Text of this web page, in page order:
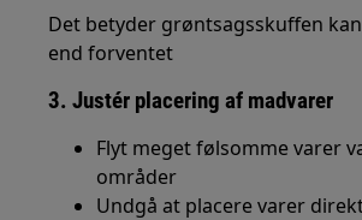
Det betyder grøntsagsskuffen
end forventet
3. Justér placering af madvarer
Flyt meget følsomme varer
områder
Undgå at placere varer